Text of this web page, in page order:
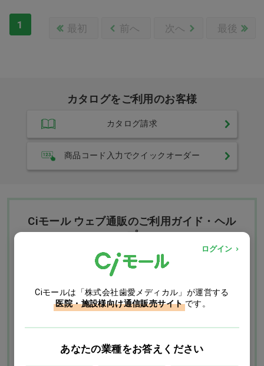
1 最初 前へ 次へ 最後
カタログをご利用のお客様
カタログ請求
商品コード入力でクイックオーダー
Ciモール ウェブ通販のご利用ガイド・ヘル
プ
お支払いについて
返品・交換につい
修理・保証につい
よくあるご質問
ご利用ガイドを詳しく見
る
ログイン
Ciモールは「株式会社歯愛メディカル」が運営する
医院・施設様向け通信販売サイト です。
あなたの業種をお答えください